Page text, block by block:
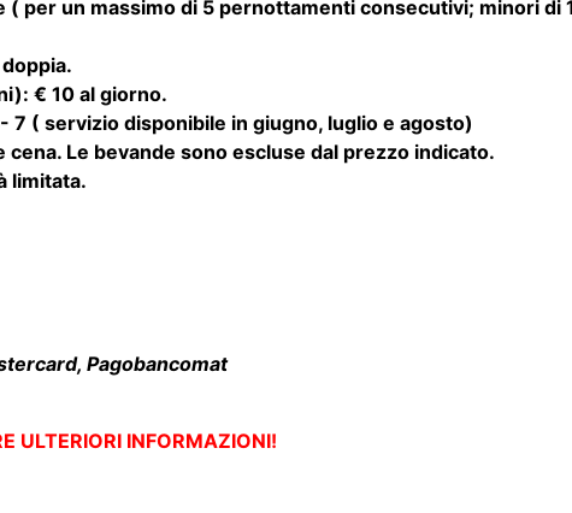
€ 10 al giorno.
( servizio disponibile in giugno, luglio e agosto)
Le bevande sono escluse dal prezzo indicato.
limitata.